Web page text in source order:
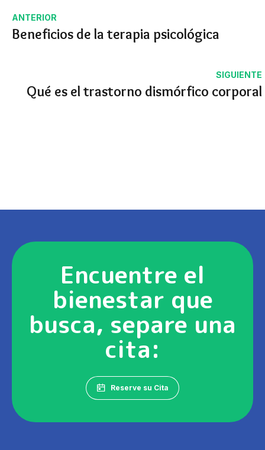
ANTERIOR
Beneficios de la terapia psicológica
SIGUIENTE
Qué es el trastorno dismórfico corporal
Encuentre el
bienestar que
busca, separe una
cita:
Reserve su Cita